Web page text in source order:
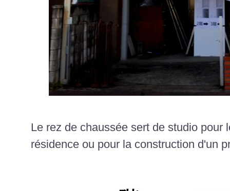
Le rez de chaussée sert de studio pour
résidence ou pour la construction d'un